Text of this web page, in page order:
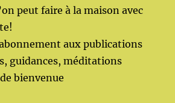
peut faire à la maison avec
aux publications
guidances, méditations
bienvenue